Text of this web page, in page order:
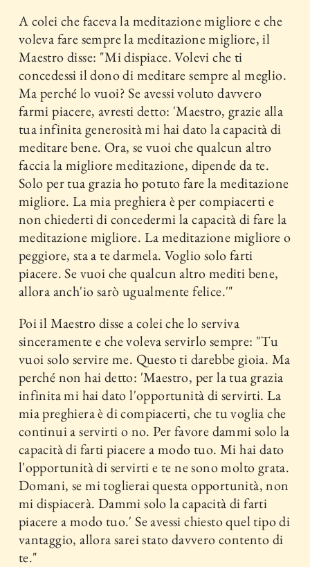
A colei che faceva la meditazione migliore e che
voleva fare sempre la meditazione migliore, il
Maestro disse: "Mi dispiace. Volevi che ti
concedessi il dono di meditare sempre al meglio.
Ma perché lo vuoi? Se avessi voluto davvero
farmi piacere, avresti detto: 'Maestro, grazie alla
tua infinita generosità mi hai dato la capacità di
meditare bene. Ora, se vuoi che qualcun altro
faccia la migliore meditazione, dipende da te.
Solo per tua grazia ho potuto fare la meditazione
migliore. La mia preghiera è per compiacerti e
non chiederti di concedermi la capacità di fare la
meditazione migliore. La meditazione migliore o
peggiore, sta a te darmela. Voglio solo farti
piacere. Se vuoi che qualcun altro mediti bene,
allora anch'io sarò ugualmente felice.'"
Poi il Maestro disse a colei che lo serviva
sinceramente e che voleva servirlo sempre: "Tu
vuoi solo servire me. Questo ti darebbe gioia. Ma
perché non hai detto: 'Maestro, per la tua grazia
infinita mi hai dato l'opportunità di servirti. La
mia preghiera è di compiacerti, che tu voglia che
continui a servirti o no. Per favore dammi solo la
capacità di farti piacere a modo tuo. Mi hai dato
l'opportunità di servirti e te ne sono molto grata.
Domani, se mi toglierai questa opportunità, non
mi dispiacerà. Dammi solo la capacità di farti
piacere a modo tuo.' Se avessi chiesto quel tipo di
vantaggio, allora sarei stato davvero contento di
te."